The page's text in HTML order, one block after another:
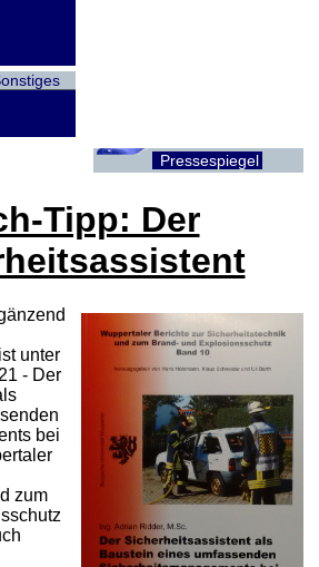
Pressespiegel
Tipp: Der
unter
- Der
bei
zum